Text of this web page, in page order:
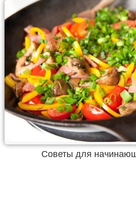
Советы для